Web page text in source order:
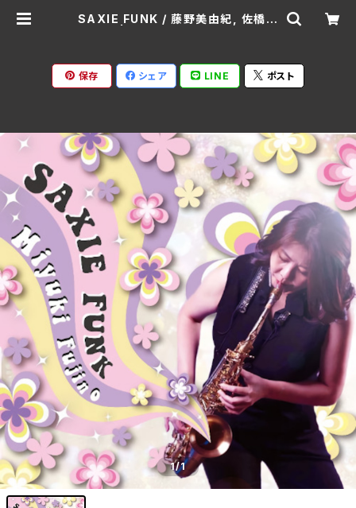
SAXIE FUNK / 藤野美由紀, 佐橋佳
保存 シェア LINE ポスト
1/1